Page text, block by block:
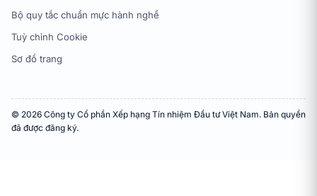
Bộ quy tắc chuẩn mực hành nghề
Tuỳ chỉnh Cookie
Sơ đồ trang
© 2026 Công ty Cổ phần Xếp hạng Tín nhiệm Đầu tư Việt Nam. Bản quyền
đã được đăng ký.